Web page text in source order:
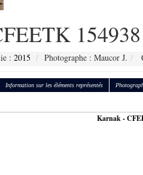
154938
: 2015 Photographe : Maucor J.
Information sur les éléments représentés